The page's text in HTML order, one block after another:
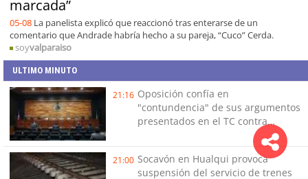
marcada”
05-08 La panelista explicó que reaccionó tras enterarse de un
comentario que Andrade habría hecho a su pareja, “Cuco” Cerda.
soyvalparaiso
ULTIMO MINUTO
21:16 Oposición confía en
"contundencia" de sus argumentos
presentados en el TC contra
21:00 Socavón en Hualqui provoca
suspensión del servicio de trenes